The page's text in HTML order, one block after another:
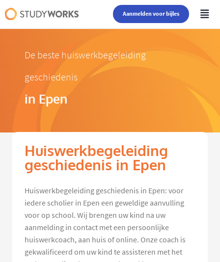
Aanmelden voor bijles
De beste huiswerkbegeleiding
geschiedenis
in Epen
Huiswerkbegeleiding
geschiedenis in Epen
Huiswerkbegeleiding geschiedenis in Epen: voor
iedere scholier in Epen een geweldige aanvulling
voor op school. Wij brengen uw kind na uw
aanmelding in contact met een persoonlijke
huiswerkcoach, aan huis of online. Onze coach is
gekwalificeerd om uw kind te assisteren met het